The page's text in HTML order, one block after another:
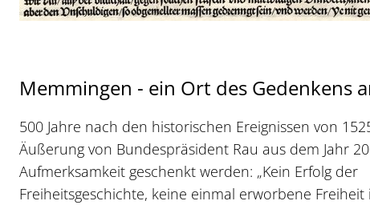
Memmingen - ein Ort des Gedenkens
500 Jahre nach den historischen Ereignissen von
Äußerung von Bundespräsident Rau aus dem Jahr
Aufmerksamkeit geschenkt werden: „Kein Erfolg der
Freiheitsgeschichte, keine einmal erworbene Freiheit